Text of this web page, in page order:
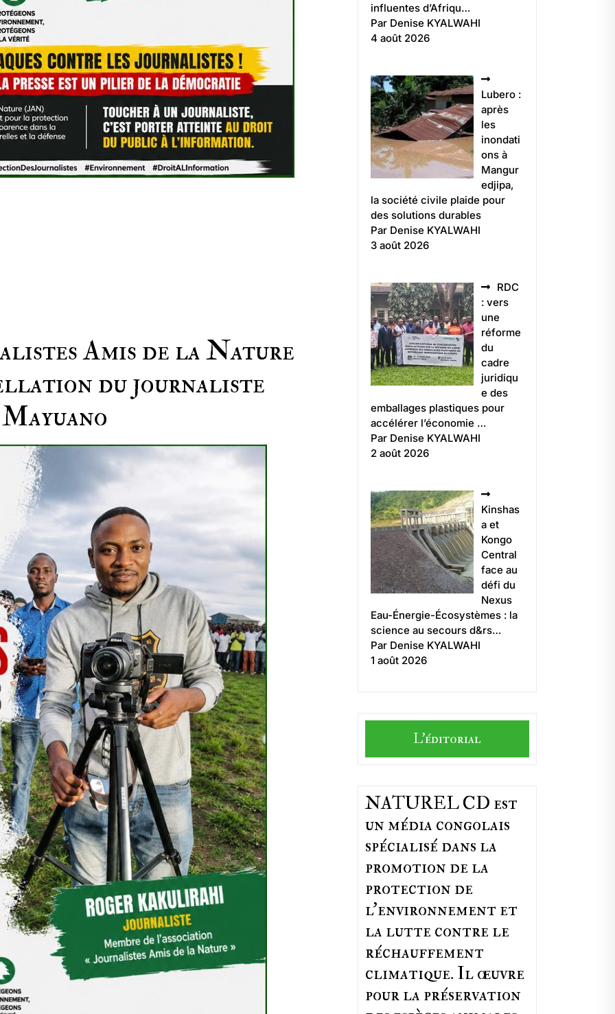
Amis de la Nature
du journaliste
influentes d’Afriqu…
Par Denise KYALWAHI
4 août 2026
Lubero :
après
les
inondati
ons à
Mangur
edjipa,
la société civile plaide pour
des solutions durables
Par Denise KYALWAHI
3 août 2026
RDC
: vers
une
réforme
du
cadre
juridiqu
e des
emballages plastiques pour
accélérer l’économie …
Par Denise KYALWAHI
2 août 2026
Kinshas
a et
Kongo
Central
face au
défi du
Nexus
Eau-Énergie-Écosystèmes : la
science au secours d&rs…
Par Denise KYALWAHI
1 août 2026
L'éditorial
NATUREL CD est
un média congolais
spécialisé dans la
promotion de la
protection de
l’environnement et
la lutte contre le
réchauffement
climatique. Il œuvre
pour la préservation